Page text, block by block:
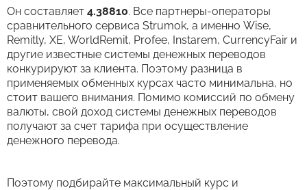
Он составляет 4.38810. Все партнеры-операторы
сравнительного сервиса Strumok, а именно Wise,
Remitly, XE, WorldRemit, Profee, Instarem, CurrencyFair и
другие известные системы денежных переводов
конкурируют за клиента. Поэтому разница в
применяемых обменных курсах часто минимальна, но
стоит вашего внимания. Помимо комиссий по обмену
валюты, свой доход системы денежных переводов
получают за счет тарифа при осуществление
денежного перевода.
Поэтому подбирайте максимальный курс и